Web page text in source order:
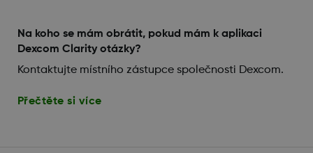
Na koho se mám obrátit, pokud mám k aplikaci
Dexcom Clarity otázky?
Kontaktujte místního zástupce společnosti Dexcom.
Přečtěte si více